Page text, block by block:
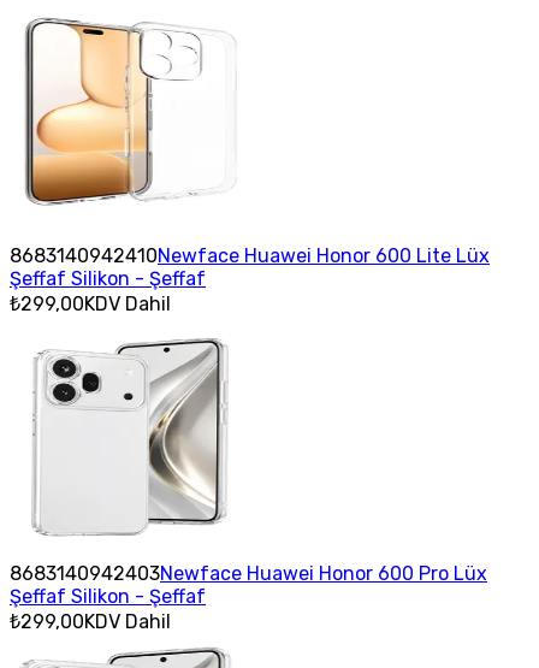
8683140942410Newface Huawei Honor 600 Lite Lüx
Şeffaf Silikon - Şeffaf
₺299,00KDV Dahil
8683140942403Newface Huawei Honor 600 Pro Lüx
Şeffaf Silikon - Şeffaf
₺299,00KDV Dahil